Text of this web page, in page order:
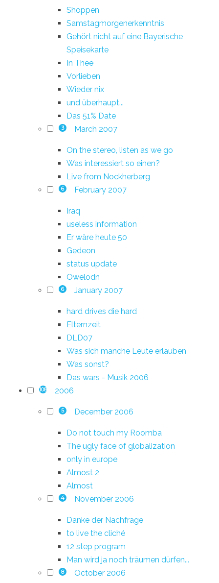
Shoppen
Samstagmorgenerkenntnis
Gehört nicht auf eine Bayerische
Speisekarte
In Thee
Vorlieben
Wieder nix
und überhaupt...
Das 51% Date
3 March 2007
On the stereo, listen as we go
Was interessiert so einen?
Live from Nockherberg
6 February 2007
Iraq
useless information
Er wäre heute 50
Gedeon
status update
Owelodn
6 January 2007
hard drives die hard
Elternzeit
DLD07
Was sich manche Leute erlauben
Was sonst?
Das wars - Musik 2006
108 2006
5 December 2006
Do not touch my Roomba
The ugly face of globalization
only in europe
Almost 2
Almost
4 November 2006
Danke der Nachfrage
to live the cliché
12 step program
Man wird ja noch träumen dürfen...
8 October 2006